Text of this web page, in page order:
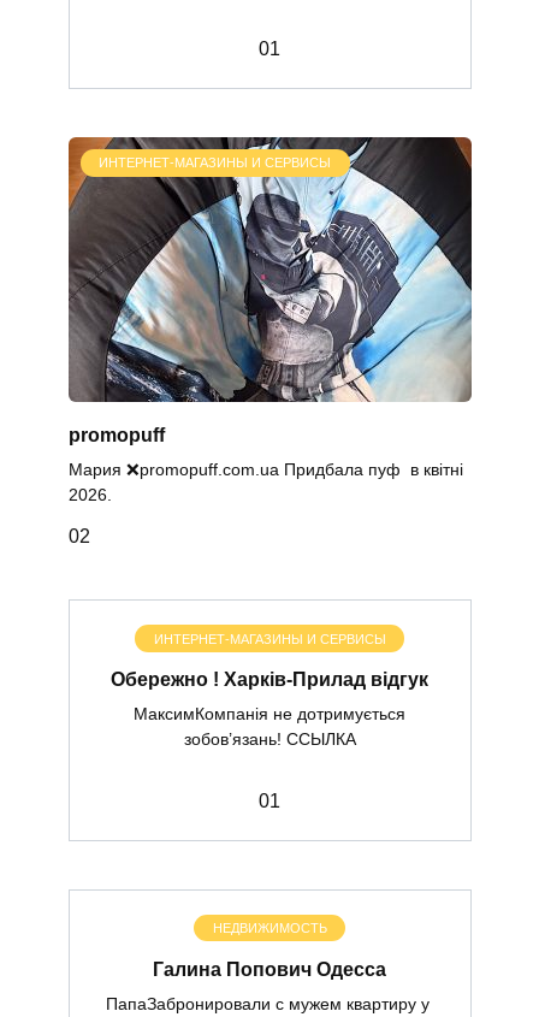
01
ИНТЕРНЕТ-МАГАЗИНЫ И СЕРВИСЫ
promopuff
Мария ❌promopuff.com.uа Придбала пуф в квітні
2026.
02
ИНТЕРНЕТ-МАГАЗИНЫ И СЕРВИСЫ
Обережно ! Харків-Прилад відгук
МаксимКомпанія не дотримується
зобов’язань! ССЫЛКА
01
НЕДВИЖИМОСТЬ
Галина Попович Одесса
ПапаЗабронировали с мужем квартиру у